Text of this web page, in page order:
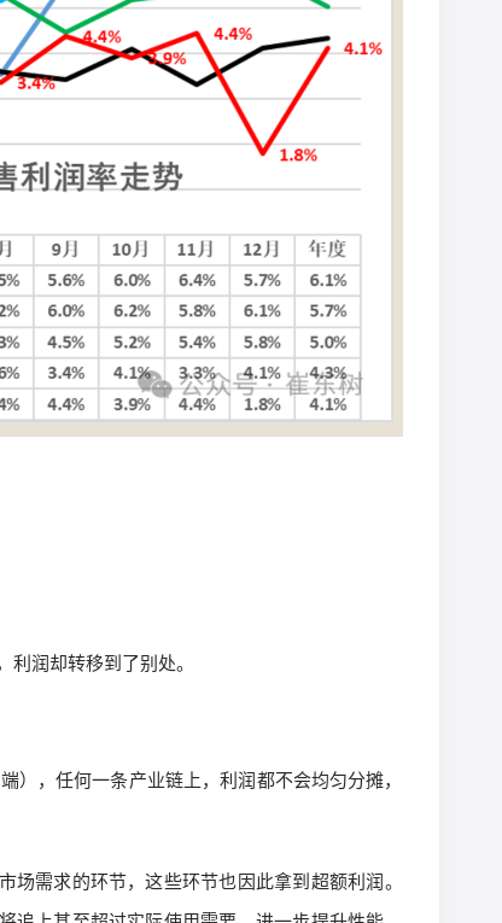
润却转移到了别处。
），任何一条产业链上，利润都不会均匀分摊，
场需求的环节，这些环节也因此拿到超额利润。